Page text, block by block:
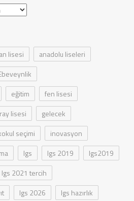
lisesi
anadolu liseleri
eğitim
fen lisesi
lisesi
gelecek
seçimi
inovasyon
lgs lgs 2019
lgs2019
lgs 2021 tercih
lgs 2026
lgs hazırlık